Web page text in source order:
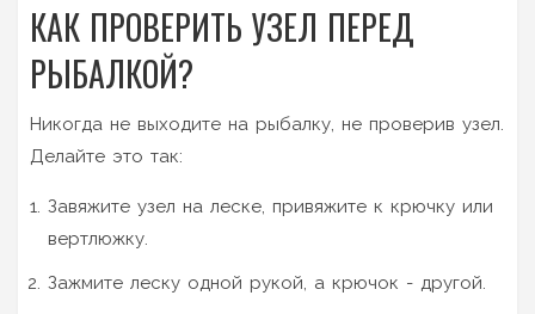
КАК ПРОВЕРИТЬ УЗЕЛ ПЕРЕД
РЫБАЛКОЙ?
Никогда не выходите на рыбалку, не проверив узел.
Делайте это так:
Завяжите узел на леске, привяжите к крючку или
вертлюжку.
Зажмите леску одной рукой, а крючок - другой.